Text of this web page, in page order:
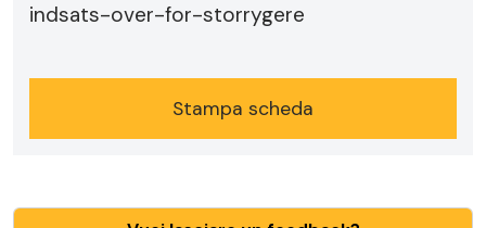
indsats-over-for-storrygere
Stampa scheda